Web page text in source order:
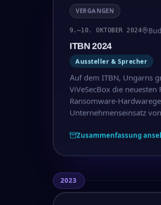
VERGANGEN
9.–10. OKTOBER 2024
ITBN 2024
Aussteller & Sprecher
Auf dem ITBN, Ungarns
ViVeSecBox die
Ransomware-
Unternehmenseinsatz
Zusammenfassung
2023